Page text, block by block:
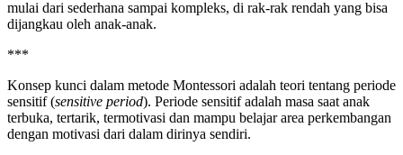
mulai dari sederhana sampai kompleks, di rak-rak rendah yang bisa
dijangkau oleh anak-anak.
***
Konsep kunci dalam metode Montessori adalah teori tentang periode
sensitif (sensitive period). Periode sensitif adalah masa saat anak
terbuka, tertarik, termotivasi dan mampu belajar area perkembangan
dengan motivasi dari dalam dirinya sendiri.